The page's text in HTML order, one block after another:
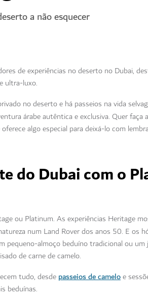
a não esquecer
de experiências no deserto no Dubai,
ultra-luxo.
no deserto e há passeios na vida
árabe autêntica e exclusiva. Quer faça
algo especial para deixá-lo com
do Dubai com o
ou Platinum. As experiências Heritage
num Land Rover dos anos 50. E os
pequeno-almoço beduíno tradicional ou
de carne de camelo.
tudo, desde passeios de cameloe
beduínas.